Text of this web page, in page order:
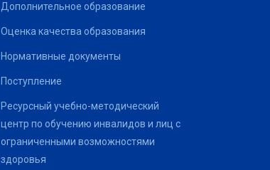
Дополнительное образование
Оценка качества образования
Нормативные документы
Поступление
Ресурсный учебно-методический
центр по обучению инвалидов и лиц с
ограниченными возможностями
здоровья